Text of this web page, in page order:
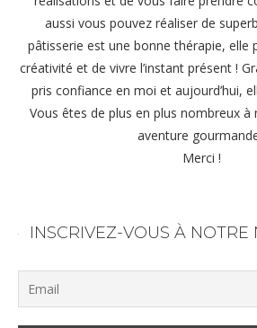
aussi vous pouvez réaliser de
pâtisserie est une bonne thérapie, elle
créativité et de vivre l’instant présent !
pris confiance en moi et aujourd’hui,
Vous êtes de plus en plus nombreux à
aventure
Merci !
INSCRIVEZ-VOUS À NOTRE